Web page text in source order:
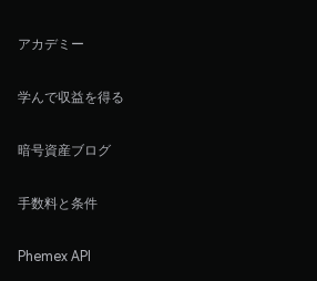
アカデミー
学んで収益を得る
暗号資産ブログ
手数料と条件
Phemex API